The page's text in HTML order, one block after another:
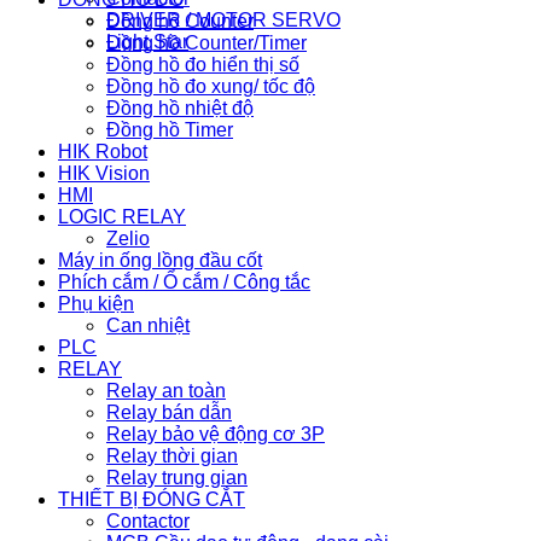
DRIVER / MOTOR SERVO
Light Star
Đồng hồ Counter
Đồng hồ Counter/Timer
Đồng hồ đo hiển thị số
Đồng hồ đo xung/ tốc độ
Đồng hồ nhiệt độ
Đồng hồ Timer
HIK Robot
HIK Vision
HMI
LOGIC RELAY
Zelio
Máy in ống lồng đầu cốt
Phích cắm / Ổ cắm / Công tắc
Phụ kiện
Can nhiệt
PLC
RELAY
Relay an toàn
Relay bán dẫn
Relay bảo vệ động cơ 3P
Relay thời gian
Relay trung gian
THIẾT BỊ ĐÓNG CẮT
Contactor